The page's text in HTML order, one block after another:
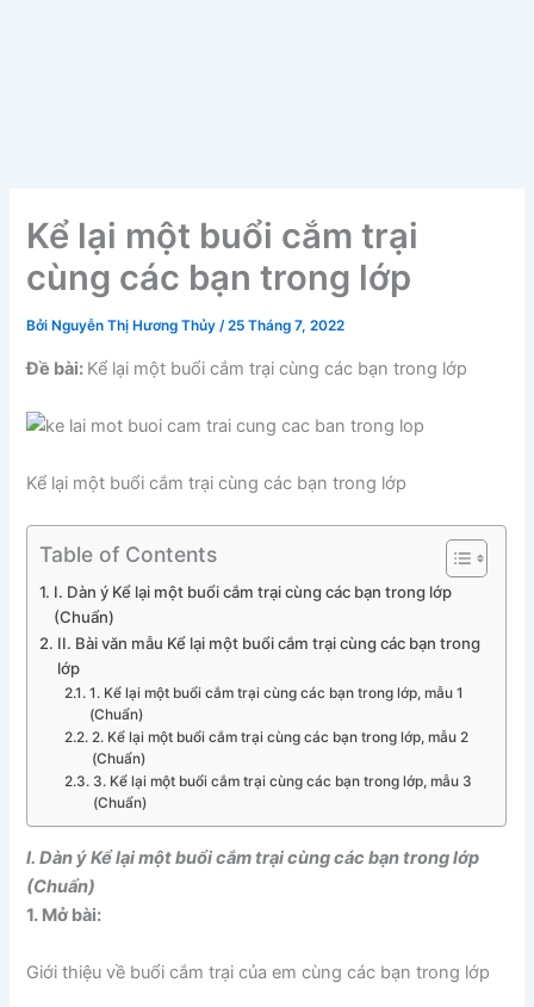
Kể lại một buổi cắm trại
cùng các bạn trong lớp
Bởi Nguyễn Thị Hương Thủy/25 Tháng 7, 2022
Đề bài: Kể lại một buổi cắm trại cùng các bạn trong lớp
Kể lại một buổi cắm trại cùng các bạn trong lớp
Table of Contents
I. Dàn ý Kể lại một buổi cắm trại cùng các bạn trong lớp
(Chuẩn)
II. Bài văn mẫu Kể lại một buổi cắm trại cùng các bạn trong
lớp
1. Kể lại một buổi cắm trại cùng các bạn trong lớp, mẫu 1
(Chuẩn)
2. Kể lại một buổi cắm trại cùng các bạn trong lớp, mẫu 2
(Chuẩn)
3. Kể lại một buổi cắm trại cùng các bạn trong lớp, mẫu 3
(Chuẩn)
I. Dàn ý Kể lại một buổi cắm trại cùng các bạn trong lớp
(Chuẩn)
1. Mở bài:
Giới thiệu về buổi cắm trại của em cùng các bạn trong lớp